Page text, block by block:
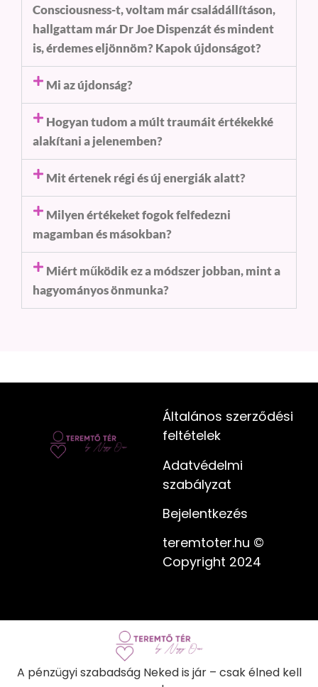
Consciousness-t, voltam már családállításon,
hallgattam már Dr Joe Dispenzát és mindent
is, érdemes eljönnöm? Kapok újdonságot?
Mi az újdonság?
Hogyan tudom a múlt traumáit értékekké
alakítani a jelenemben?
Mit értenek régi és új energiák alatt?
Milyen értékeket fogok felfedezni
magamban és másokban?
Miért működik ez a módszer jobban, mint a
hagyományos önmunka?
Általános szerződési
feltételek
Adatvédelmi
szabályzat
Bejelentkezés
teremtoter.hu ©
Copyright 2024
A pénzügyi szabadság Neked is jár – csak élned kell